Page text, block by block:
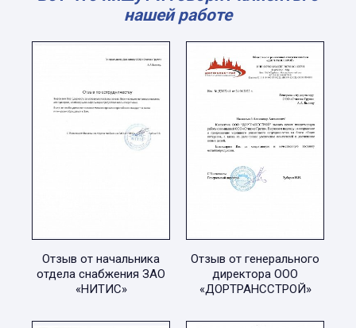
нашей работе
Отзыв от начальника
отдела снабжения ЗАО
«НИТИС»
Отзыв от генерального
директора ООО
«ДОРТРАНССТРОЙ»